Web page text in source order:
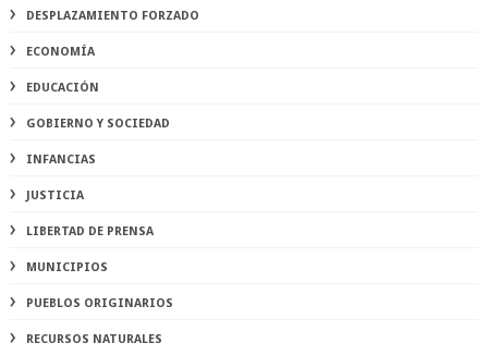
DESPLAZAMIENTO FORZADO
ECONOMÍA
EDUCACIÓN
GOBIERNO Y SOCIEDAD
INFANCIAS
JUSTICIA
LIBERTAD DE PRENSA
MUNICIPIOS
PUEBLOS ORIGINARIOS
RECURSOS NATURALES